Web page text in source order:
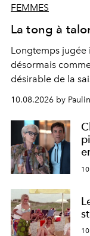
FEMMES
La tong à
Longtemps jugée
désormais
désirable de la
10.08.2026 by